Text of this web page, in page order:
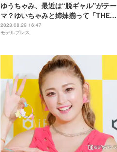
ゆうちゃみ、最近は“脱ギャル”がテー
マ？ゆいちゃみと姉妹揃って「THE
BEST OF BEAUTY」受賞
2023.08.29 16:47
モデルプレス